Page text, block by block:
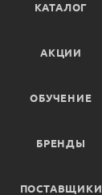
КАТАЛОГ
АКЦИИ
ОБУЧЕНИЕ
БРЕНДЫ
ПОСТАВЩИКИ